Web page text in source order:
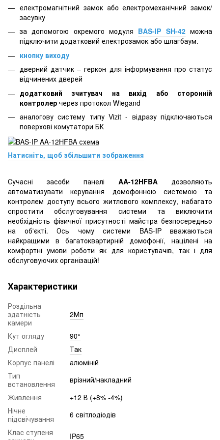
електромагнітний замок або електромеханічний замок/
засувку
за допомогою окремого модуля BAS-IP SH-42можна
підключити додатковий електрозамок або шлагбаум.
кнопку виходу
дверний датчик – геркон для інформування про статус
відчинених дверей
додатковий зчитувач на вихід або сторонній
контролер через протокол Wiegand
аналогову систему типу Vizit - відразу підключаються
поверхові комутатори БК
Натисніть, щоб збільшити зображення
Сучасні засоби панелі AA-12HFBA дозволяють
автоматизувати керування домофонною системою та
контролем доступу всього житлового комплексу, набагато
спростити обслуговування системи та виключити
необхідність фізичної присутності майстра безпосередньо
на об'єкті. Ось чому системи BAS-IP вважаються
найкращими в багатоквартирній домофонії, націлені на
комфортні умови роботи як для користувачів, так і для
обслуговуючих організацій!
Характеристики
Роздільна
здатність
камери
2Мп
Кут огляду
90°
Дисплей
Так
Корпус панелі
алюміній
Тип
встановлення
врізний/накладний
Живлення
+12 В (+8% -4%)
Нічне
підсвічування
6 світлодіодів
Клас ступеня
IP65